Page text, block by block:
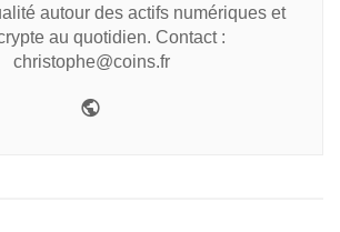
autour des actifs numériques et
au quotidien. Contact :
christophe@coins.fr